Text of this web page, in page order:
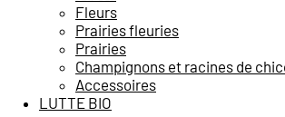
Fleurs
Prairies fleuries
Prairies
Champignons et racines de
Accessoires
LUTTE BIO